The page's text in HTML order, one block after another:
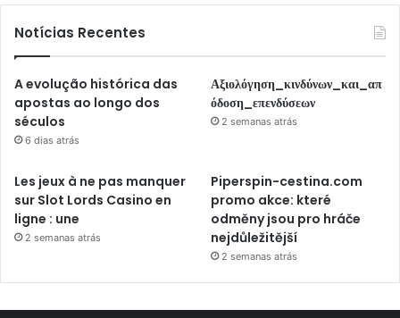
Notícias Recentes
A evolução histórica das
apostas ao longo dos
séculos
6 dias atrás
Αξιολόγηση_κινδύνων_και_απ
όδοση_επενδύσεων
2 semanas atrás
Les jeux à ne pas manquer
sur Slot Lords Casino en
ligne : une
2 semanas atrás
Piperspin-cestina.com
promo akce: které
odměny jsou pro hráče
nejdůležitější
2 semanas atrás